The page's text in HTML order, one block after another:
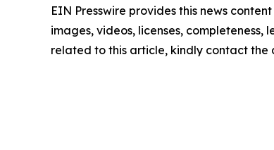
EIN Presswire provides this news
images, videos, licenses,
related to this article, kindly contact the